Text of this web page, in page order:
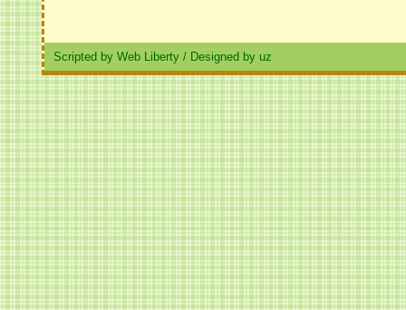
Scripted by Web Liberty / Designed by uz